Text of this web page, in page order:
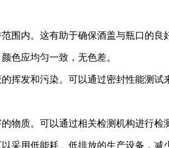
围内。这有助于确保酒盖与瓶口的良
色应均匀一致，无色差。
挥发和污染。可以通过密封性能测试
物质。可以通过相关检测机构进行检
采用低能耗、低排放的生产设备，减